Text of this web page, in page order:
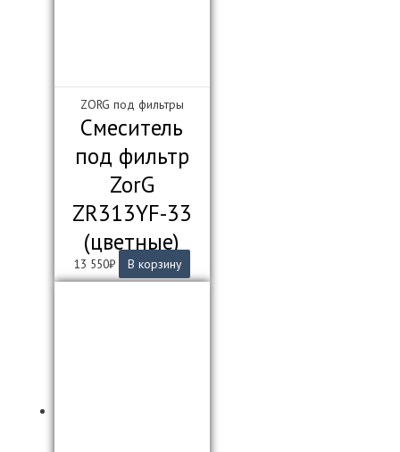
ZORG под фильтры
Смеситель
под фильтр
ZorG
ZR313YF-33
(цветные)
13 550₽ В корзину